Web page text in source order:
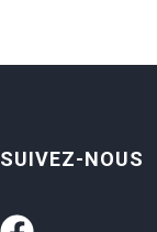
SUIVEZ-NOUS